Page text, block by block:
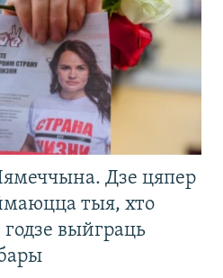
Дзе цяпер
тыя, хто
выйграць